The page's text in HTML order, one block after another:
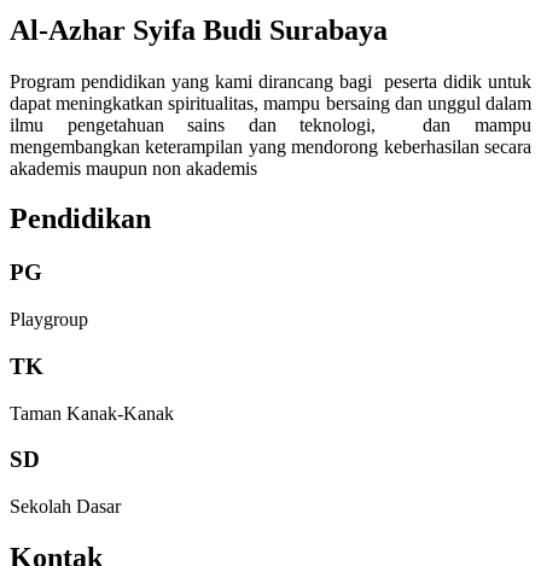
Al-Azhar Syifa Budi Surabaya
Program pendidikan yang kami dirancang bagi peserta didik untuk
dapat meningkatkan spiritualitas, mampu bersaing dan unggul dalam
ilmu pengetahuan sains dan teknologi, dan mampu
mengembangkan keterampilan yang mendorong keberhasilan secara
akademis maupun non akademis
Pendidikan
PG
Playgroup
TK
Taman Kanak-Kanak
SD
Sekolah Dasar
Kontak